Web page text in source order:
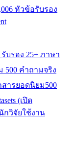
หัวข้อรับรอง
บรอง 25+ ภาษา
500 คำถามจริง
สารยอดนิยม500
(เปิด
กวิจัยใช้งาน